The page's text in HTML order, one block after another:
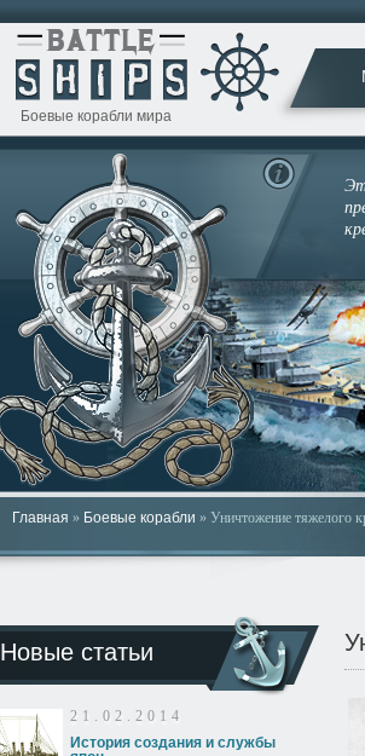
Боевые корабли мира
Главная » Боевые корабли » Уничтожение тяжелого
Новые статьи
21.02.2014
История создания и службы